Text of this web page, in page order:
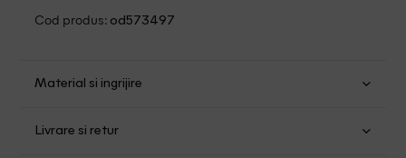
Cod produs: od573497
Material si ingrijire
Livrare si retur